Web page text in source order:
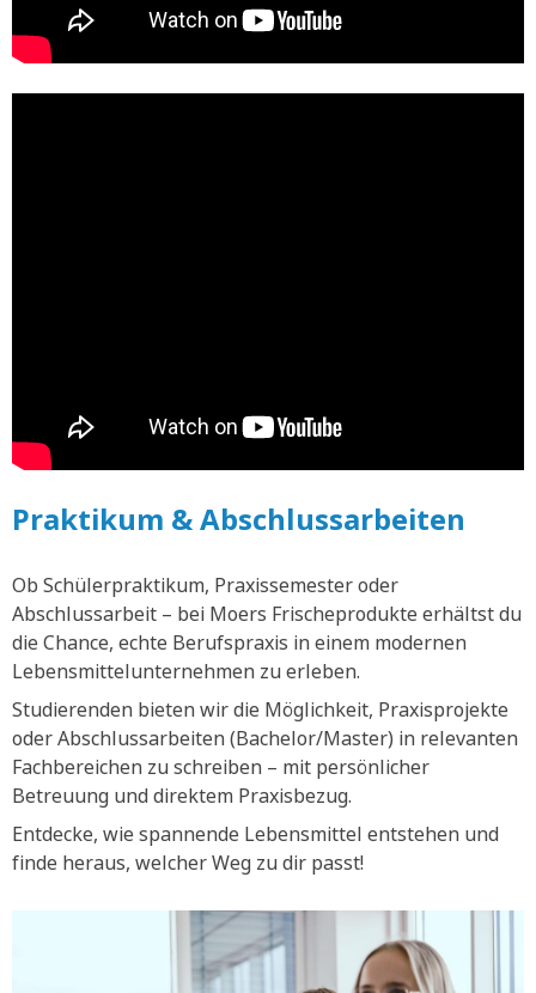
Praktikum & Abschlussarbeiten
Ob Schülerpraktikum, Praxissemester oder
Abschlussarbeit – bei Moers Frischeprodukte erhältst du
die Chance, echte Berufspraxis in einem modernen
Lebensmittelunternehmen zu erleben.
Studierenden bieten wir die Möglichkeit, Praxisprojekte
oder Abschlussarbeiten (Bachelor/Master) in relevanten
Fachbereichen zu schreiben – mit persönlicher
Betreuung und direktem Praxisbezug.
Entdecke, wie spannende Lebensmittel entstehen und
finde heraus, welcher Weg zu dir passt!